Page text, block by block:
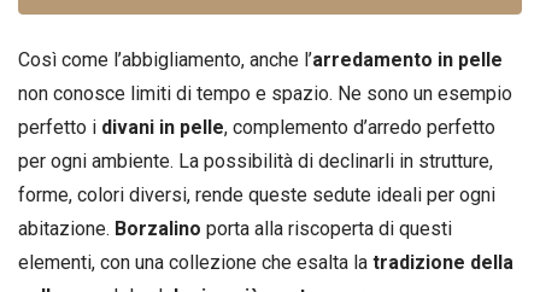
Così come l’abbigliamento, anche l’arredamento in pelle
non conosce limiti di tempo e spazio. Ne sono un esempio
perfetto i divani in pelle, complemento d’arredo perfetto
per ogni ambiente. La possibilità di declinarli in strutture,
forme, colori diversi, rende queste sedute ideali per ogni
abitazione. Borzalino porta alla riscoperta di questi
elementi, con una collezione che esalta la tradizione della